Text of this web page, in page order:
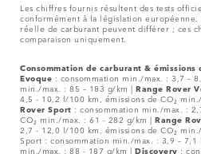
Les chiffres fournis résultent des tests
conformément à la législation européenne.
réelle de carburant peuvent différer ; ces
comparaison uniquement.
Consommation de carburant & émissions
Evoque : consommation min./max. : 3,7 –
min./max. : 85 – 183 g/km | Range Rover
4,5 - 10,2 l/100 km, émissions de CO₂
Rover Sport : consommation min./max. :
CO₂ min./max. : 61 - 282 g/km | Range
2,7 - 12,0 l/100 km, émissions de CO₂
Sport : consommation min./max. : 3,9 – 7,1
min./max. : 88 - 187 g/km | Discovery :